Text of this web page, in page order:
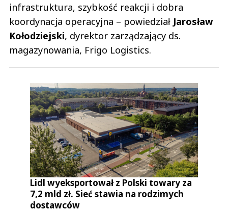
infrastruktura, szybkość reakcji i dobra
koordynacja operacyjna – powiedział Jarosław
Kołodziejski, dyrektor zarządzający ds.
magazynowania, Frigo Logistics.
Lidl wyeksportował z Polski towary za
7,2 mld zł. Sieć stawia na rodzimych
dostawców